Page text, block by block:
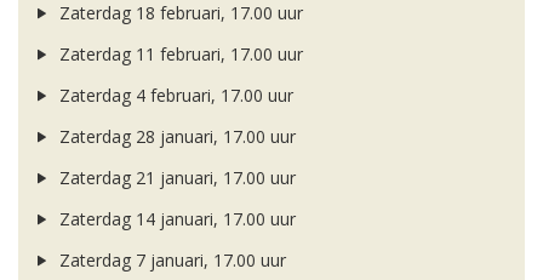
Zaterdag 18 februari, 17.00 uur
Zaterdag 11 februari, 17.00 uur
Zaterdag 4 februari, 17.00 uur
Zaterdag 28 januari, 17.00 uur
Zaterdag 21 januari, 17.00 uur
Zaterdag 14 januari, 17.00 uur
Zaterdag 7 januari, 17.00 uur